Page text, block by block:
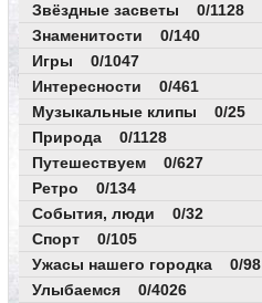
Звёздные засветы 0/1128
Знаменитости 0/140
Игры 0/1047
Интересности 0/461
Музыкальные клипы 0/25
Природа 0/1128
Путешествуем 0/627
Ретро 0/134
События, люди 0/32
Спорт 0/105
Ужасы нашего городка 0/98
Улыбаемся 0/4026